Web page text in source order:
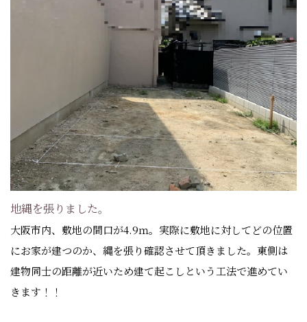
地縄を張りました。
大阪市内、敷地の間口が4.9ｍ。実際に敷地に対してどの位置
にお家が建つのか、縄を張り確認させて頂きました。東側は
建物同士の距離が近いため建て起こしという工法で進めてい
きます！！